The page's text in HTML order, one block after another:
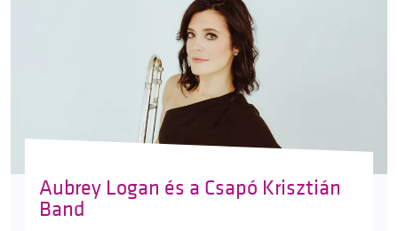
Aubrey Logan és a Csapó Krisztián
Band